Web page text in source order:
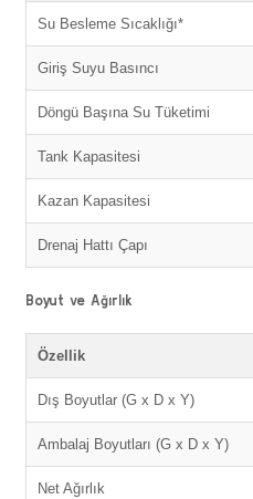
Su Besleme Sıcaklığı*
Giriş Suyu Basıncı
Döngü Başına Su Tüketimi
Tank Kapasitesi
Kazan Kapasitesi
Drenaj Hattı Çapı
Boyut ve Ağırlık
Özellik
Dış Boyutlar (G x D x Y)
Ambalaj Boyutları (G x D x Y)
Net Ağırlık